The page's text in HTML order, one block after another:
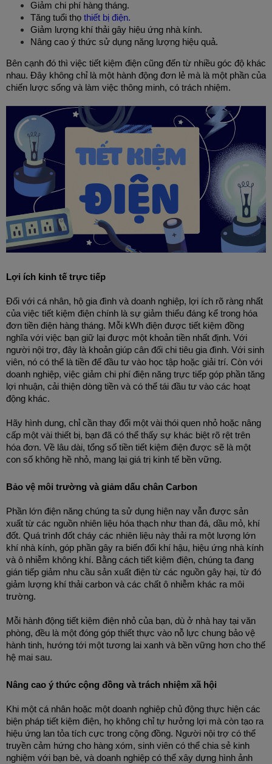
Giảm chi phí hàng tháng.
Tăng tuổi thọ thiết bị điện.
Giảm lượng khí thải gây hiệu ứng nhà kính.
Nâng cao ý thức sử dụng năng lượng hiệu quả.
Bên cạnh đó thì việc tiết kiệm điện cũng đến từ nhiều góc độ khác
nhau. Đây không chỉ là một hành động đơn lẻ mà là một phần của
chiến lược sống và làm việc thông minh, có trách nhiệm.
Lợi ích kinh tế trực tiếp
Đối với cá nhân, hộ gia đình và doanh nghiệp, lợi ích rõ ràng nhất
của việc tiết kiệm điện chính là sự giảm thiểu đáng kể trong hóa
đơn tiền điện hàng tháng. Mỗi kWh điện được tiết kiệm đồng
nghĩa với việc bạn giữ lại được một khoản tiền nhất định. Với
người nội trợ, đây là khoản giúp cân đối chi tiêu gia đình. Với sinh
viên, nó có thể là tiền để đầu tư vào học tập hoặc giải trí. Còn với
doanh nghiệp, việc giảm chi phí điện năng trực tiếp góp phần tăng
lợi nhuận, cải thiện dòng tiền và có thể tái đầu tư vào các hoạt
động khác.
Hãy hình dung, chỉ cần thay đổi một vài thói quen nhỏ hoặc nâng
cấp một vài thiết bị, bạn đã có thể thấy sự khác biệt rõ rệt trên
hóa đơn. Về lâu dài, tổng số tiền tiết kiệm điện được sẽ là một
con số không hề nhỏ, mang lại giá trị kinh tế bền vững.
Bảo vệ môi trường và giảm dấu chân Carbon
Phần lớn điện năng chúng ta sử dụng hiện nay vẫn được sản
xuất từ các nguồn nhiên liệu hóa thạch như than đá, dầu mỏ, khí
đốt. Quá trình đốt cháy các nhiên liệu này thải ra một lượng lớn
khí nhà kính, góp phần gây ra biến đổi khí hậu, hiệu ứng nhà kính
và ô nhiễm không khí. Bằng cách tiết kiệm điện, chúng ta đang
gián tiếp giảm nhu cầu sản xuất điện từ các nguồn gây hại, từ đó
giảm lượng khí thải carbon và các chất ô nhiễm khác ra môi
trường.
Mỗi hành động tiết kiệm điện nhỏ của bạn, dù ở nhà hay tại văn
phòng, đều là một đóng góp thiết thực vào nỗ lực chung bảo vệ
hành tinh, hướng tới một tương lai xanh và bền vững hơn cho thế
hệ mai sau.
Nâng cao ý thức cộng đồng và trách nhiệm xã hội
Khi một cá nhân hoặc một doanh nghiệp chủ động thực hiện các
biện pháp tiết kiệm điện, họ không chỉ tự hưởng lợi mà còn tạo ra
hiệu ứng lan tỏa tích cực trong cộng đồng. Người nội trợ có thể
truyền cảm hứng cho hàng xóm, sinh viên có thể chia sẻ kinh
nghiệm với bạn bè, và doanh nghiệp có thể xây dựng hình ảnh